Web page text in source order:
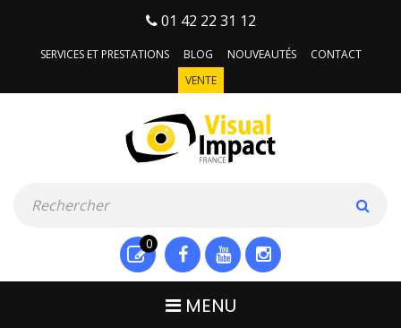
01 42 22 31 12
SERVICES ET PRESTATIONS BLOG NOUVEAUTÉS
CONTACT
VENTE
0
MENU